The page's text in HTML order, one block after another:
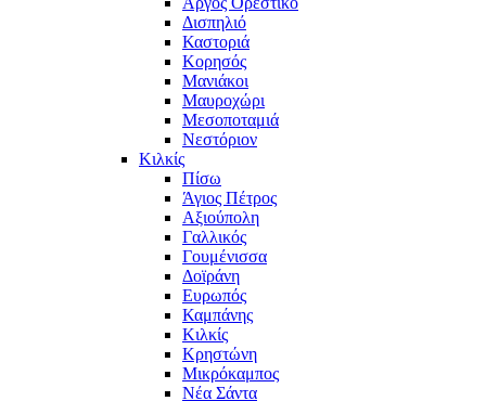
Δισπηλιό
Καστοριά
Κορησός
Μανιάκοι
Μαυροχώρι
Μεσοποταμιά
Νεστόριον
Κιλκίς
Πίσω
Άγιος Πέτρος
Αξιούπολη
Γαλλικός
Γουμένισσα
Δοϊράνη
Ευρωπός
Καμπάνης
Κιλκίς
Κρηστώνη
Μικρόκαμπος
Νέα Σάντα